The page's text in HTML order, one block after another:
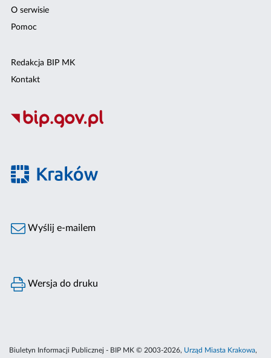
O serwisie
Pomoc
Redakcja BIP MK
Kontakt
Wyślij e-mailem
Wersja do druku
Biuletyn Informacji Publicznej - BIP MK © 2003-2026, Urząd Miasta Krakowa,